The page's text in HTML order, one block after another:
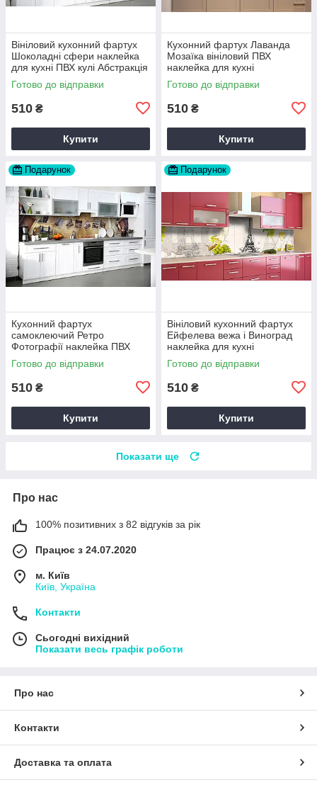
Вініловий кухонний фартух
Шоколадні сфери наклейка
для кухні ПВХ кулі Абстракція
Бежевий Happy Pocket
Z181709
Готово до відправки
510 ₴
Купити
Кухонний фартух Лаванда
Мозаїка вініловий ПВХ
наклейка для кухні
фіолетовий 60х200 см Happy
Pocket Z180251
Готово до відправки
510 ₴
Купити
Подарунок
Кухонний фартух
самоклеючий Ретро
Фотографії наклейка ПВХ
Вінтаж бежевий 60х200 см
Happy Pocket Z180316
Готово до відправки
510 ₴
Купити
Подарунок
Вініловий кухонний фартух
Ейфелева вежа і Виноград
наклейка для кухні
Абстракція Сірий Happy
Pocket Z181460
Готово до відправки
510 ₴
Купити
Показати ще
Про нас
100% позитивних з 82 відгуків за рік
Працює з 24.07.2020
м. Київ
Київ, Україна
Контакти
Сьогодні вихідний
Показати весь графік роботи
Про нас
Контакти
Доставка та оплата